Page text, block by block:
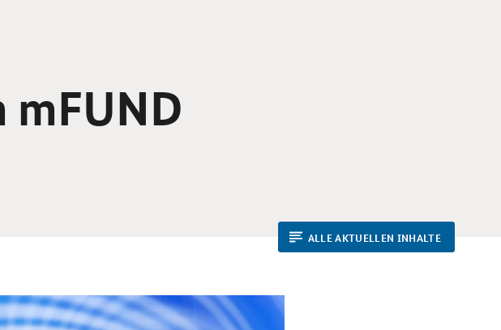
mFUND
ALLE AKTUELLEN INHALTE